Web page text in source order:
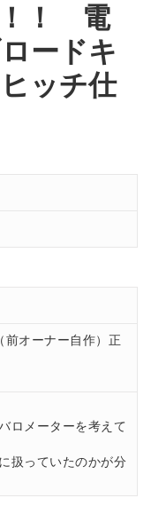
！ 電
ードキ
ッチ仕
前オーナー自作）正
ロメーターを考えて
扱っていたのかが分